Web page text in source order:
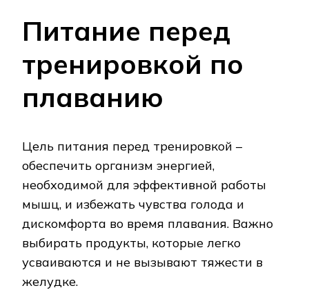
Питание перед
тренировкой по
плаванию
Цель питания перед тренировкой –
обеспечить организм энергией,
необходимой для эффективной работы
мышц, и избежать чувства голода и
дискомфорта во время плавания. Важно
выбирать продукты, которые легко
усваиваются и не вызывают тяжести в
желудке.